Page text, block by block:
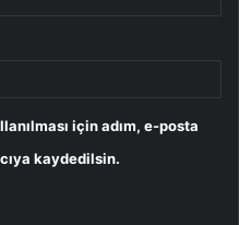
için adım, e-posta
kaydedilsin.